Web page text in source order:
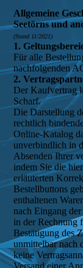
Allgemeine
Seetörns und
(Stand 11/2021)
1.
Für alle
nachfolgenden
2.
Der Kaufvertrag
Scharf.
Die Darstellung
rechtlich
Online-Katalog
unverbindlich in
Absenden Ihrer
indem Sie die
erläuterten
Bestellbuttons
enthaltenen
nach Eingang
in der Rechnung
Bestätigung des
unmittelbar nach
keine
Versand einer